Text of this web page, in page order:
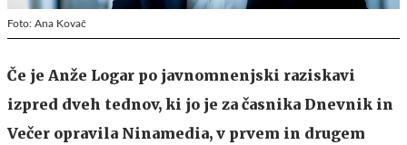
Foto: Ana Kovač
Če je Anže Logar po javnomnenjski raziskavi
izpred dveh tednov, ki jo je za časnika Dnevnik in
Večer opravila Ninamedia, v prvem in drugem